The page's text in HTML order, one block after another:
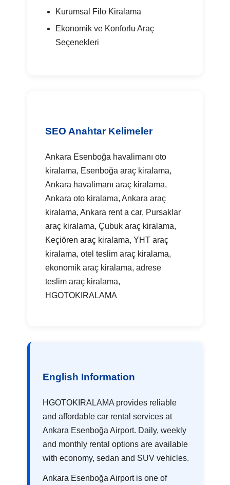
Kurumsal Filo Kiralama
Ekonomik ve Konforlu Araç
Seçenekleri
SEO Anahtar Kelimeler
Ankara Esenboğa havalimanı oto
kiralama, Esenboğa araç kiralama,
Ankara havalimanı araç kiralama,
Ankara oto kiralama, Ankara araç
kiralama, Ankara rent a car, Pursaklar
araç kiralama, Çubuk araç kiralama,
Keçiören araç kiralama, YHT araç
kiralama, otel teslim araç kiralama,
ekonomik araç kiralama, adrese
teslim araç kiralama,
HGOTOKIRALAMA
English Information
HGOTOKIRALAMA provides reliable
and affordable car rental services at
Ankara Esenboğa Airport. Daily, weekly
and monthly rental options are available
with economy, sedan and SUV vehicles.
Ankara Esenboğa Airport is one of